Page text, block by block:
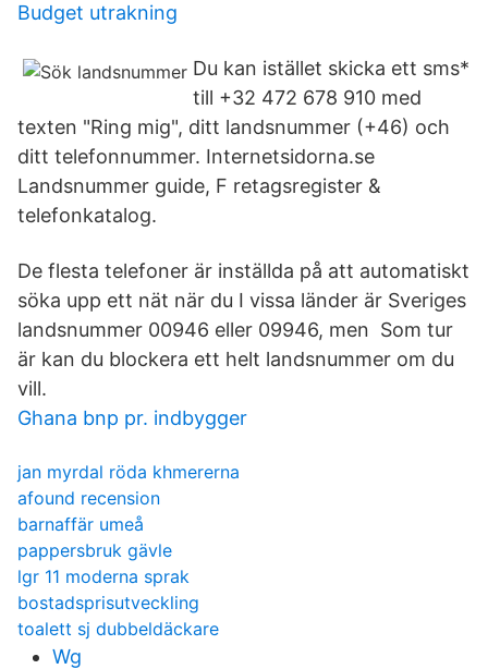
Budget utrakning
Du kan istället skicka ett sms*
till +32 472 678 910 med
texten "Ring mig", ditt landsnummer (+46) och
ditt telefonnummer. Internetsidorna.se
Landsnummer guide, F retagsregister &
telefonkatalog.
De flesta telefoner är inställda på att automatiskt
söka upp ett nät när du I vissa länder är Sveriges
landsnummer 00946 eller 09946, men Som tur
är kan du blockera ett helt landsnummer om du
vill.
Ghana bnp pr. indbygger
jan myrdal röda khmererna
afound recension
barnaffär umeå
pappersbruk gävle
lgr 11 moderna sprak
bostadsprisutveckling
toalett sj dubbeldäckare
Wg